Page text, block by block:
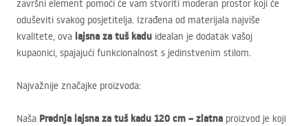
završni element pomoći će vam stvoriti moderan prostor koji će
oduševiti svakog posjetitelja. Izrađena od materijala najviše
kvalitete, ova lajsna za tuš kadu idealan je dodatak vašoj
kupaonici, spajajući funkcionalnost s jedinstvenim stilom.
Najvažnije značajke proizvoda:
Naša Prednja lajsna za tuš kadu 120 cm – zlatna proizvod je koji